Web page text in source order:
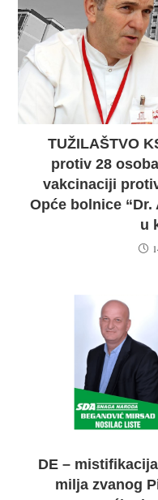
TUŽILAŠTVO
protiv 28
vakcinaciji
Opće bolnice
u
DE –
milja zvanog